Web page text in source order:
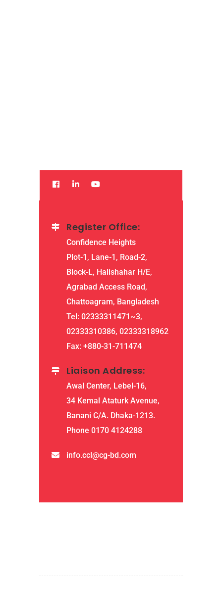
Register Office:
Confidence Heights
Plot-1, Lane-1, Road-2,
Block-L, Halishahar H/E,
Agrabad Access Road,
Chattoagram, Bangladesh
Tel: 02333311471~3,
02333310386, 02333318962
Fax: +880-31-711474
Liaison Address:
Awal Center, Lebel-16,
34 Kemal Ataturk Avenue,
Banani C/A. Dhaka-1213.
Phone 0170 4124288
info.ccl@cg-bd.com